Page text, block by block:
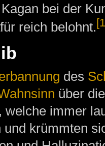
bei der
reich belohnt.
des
über
welche immer
und krümmten